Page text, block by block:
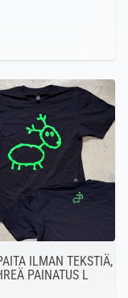
ILMAN TEKSTIÄ,
PAINATUS L